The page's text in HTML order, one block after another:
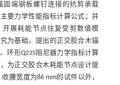
固端钢板螺钉连接的抗剪承载
要力学性能指标计算公式；并
开展耗能节点往复受剪数值模
为基础，提出的正交胶合木锚
环形Q235阻尼器力学指标计算
为正交胶合木耗能节点设计提
腰宽度为86 mm的试件以外，